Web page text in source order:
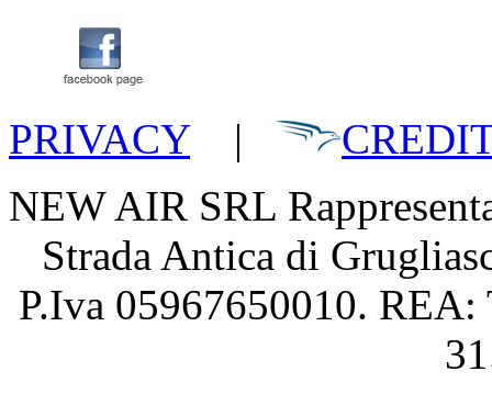
PRIVACY|
NEW AIR SRL
Strada Antica di
P.Iva 05967650010.